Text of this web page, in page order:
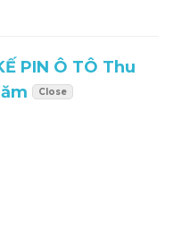
PIN Ô TÔ Thu
Close